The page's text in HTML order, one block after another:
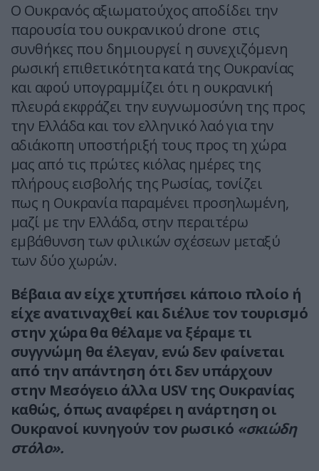
Ο Ουκρανός αξιωματούχος αποδίδει την
παρουσία του ουκρανικού drone στις
συνθήκες που δημιουργεί η συνεχιζόμενη
ρωσική επιθετικότητα κατά της Ουκρανίας
και αφού υπογραμμίζει ότι η ουκρανική
πλευρά εκφράζει την ευγνωμοσύνη της προς
την Ελλάδα και τον ελληνικό λαό για την
αδιάκοπη υποστήριξή τους προς τη χώρα
μας από τις πρώτες κιόλας ημέρες της
πλήρους εισβολής της Ρωσίας, τονίζει
πως η Ουκρανία παραμένει προσηλωμένη,
μαζί με την Ελλάδα, στην περαιτέρω
εμβάθυνση των φιλικών σχέσεων μεταξύ
των δύο χωρών.
Βέβαια αν είχε χτυπήσει κάποιο πλοίο ή
είχε ανατιναχθεί και διέλυε τον τουρισμό
στην χώρα θα θέλαμε να ξέραμε τι
συγγνώμη θα έλεγαν, ενώ δεν φαίνεται
από την απάντηση ότι δεν υπάρχουν
στην Μεσόγειο άλλα USV της Ουκρανίας
καθώς, όπως αναφέρει η ανάρτηση οι
Ουκρανοί κυνηγούν τον ρωσικό «σκιώδη
στόλο».